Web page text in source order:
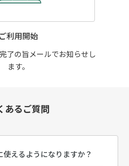
ご利用開始
了の旨メールでお知らせし
ます。
あるご質問
えるようになりますか？